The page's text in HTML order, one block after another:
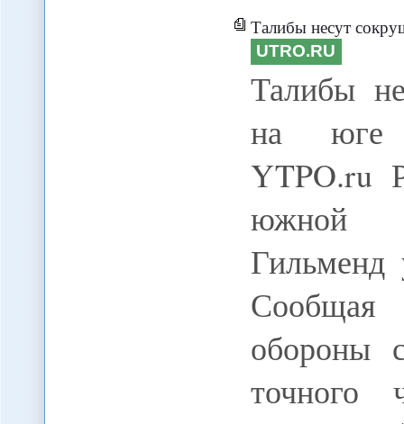
Талибы несут
UTRO.RU
Талибы
на юге
YTPO.ru
южной
обороны
точного